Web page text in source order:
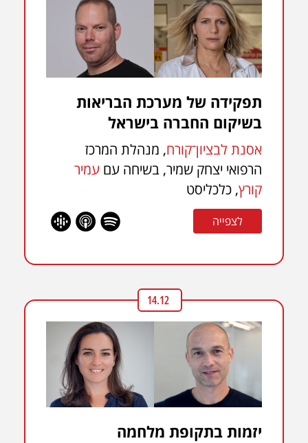
תפקידה של מערכת הבריאות
בשיקום החברה בישראל
אסנת לבציון־קורח, מנהלת המרכז
הרפואי יצחק שמיר, בשיחה עם עמיר
קורץ, כלכליסט
לצפייה
14.12
יזמות בתקופת מלחמה